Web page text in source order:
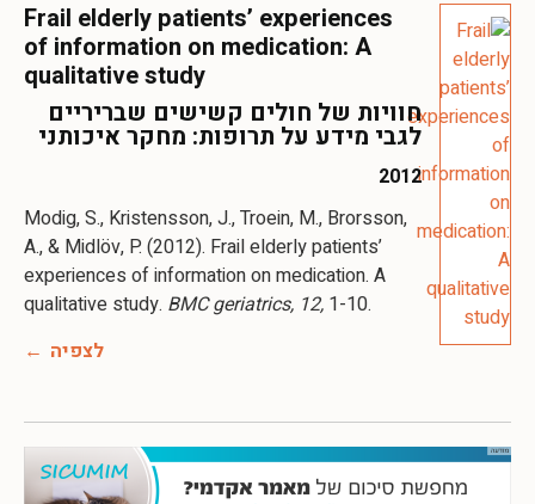
Frail elderly patients’ experiences
of information on medication: A
qualitative study
חוויות של חולים קשישים שבריריים
לגבי מידע על תרופות: מחקר איכותני
2012
Modig, S., Kristensson, J., Troein, M., Brorsson,
A., & Midlöv, P. (2012). Frail elderly patients’
experiences of information on medication. A
qualitative study. BMC geriatrics, 12, 1-10.
לצפיה